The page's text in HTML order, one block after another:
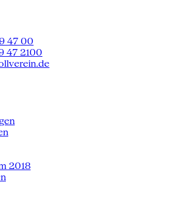
47 00
47 2100
2018